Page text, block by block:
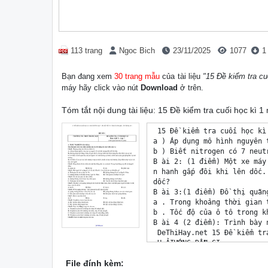
113 trang Ngoc Bich 23/11/2025 1077 1
Bạn đang xem30 trang mẫu của tài liệu "15 Đề kiểm tra
máy hãy click vào nút Download ở trên.
Tóm tắt nội dung tài liệu: 15 Đề kiểm tra cuối học kì
15 Đề kiểm tra cuối học kì 1 môn KHTN Lớp 7 - Bộ Kết Nối Tri Thức (Có lời giải) - DeThiHay.net
a ) Áp dụng mô hình nguyên tử của Bo, mô tả cấu tạo của nguyên tử nitrogen.
b ) Biết nitrogen có 7 neutron trong hạt nhân. Tính khối lượng nguyên tử nitrogen.
B ài 2: (1 điểm) Một xe máy lên dốc với tốc độ 16 km/h, khi xuống lại dốc đó, xe máy này chuyển động
n hanh gấp đôi khi lên dốc. Tính tốc độ trung bình của xe máy trong cả hai đoạn đường lên dốc và xuống
dốc?
B ài 3:(1 điểm) Đồ thị quãng đường – thời gian của một xe ô tô được biểu diễn như sau:
a . Trong khoảng thời gian từ 0,1 h đến 0,5 h xe ô tô trên đi được bao xa?
b . Tốc độ của ô tô trong khoảng từ 0,2 h đến 0,6 h là
B ài 4 (2 điểm): Trình bày những đặc điểm của lá cây thích nghi với chức năng quang hợp.
 DeThiHay.net 15 Đề kiểm tra cuối học kì 1 môn KHTN Lớp 7 - Bộ Kết Nối Tri Thức (Có lời giải) - DeThiHay.net
 H ẢIƯỚNG DẪN GI
P hần I: Trắc nghiệm
Câu 1:
Đáp án đúng là: C
C ác thao tác: “Chuẩn bị các mẫu vật, dụng cụ thí nghiệm; Lập phương án thí nghiệm” nằm ở bước lập kế
h oạch kiểm tra dự đoán.
Câu 2:
Đáp án đúng là: D
B ình chia độ được sử dụng để đo thể tích.
Câu 3:
Đáp án đúng là: C
Qởỏ. uan sát mô hình nguyên tử carbon thấy carbon có 6 electron lớp v
⇒M à trong nguyên tử, số proton = số electron Carbon có 6 proton trong hạt nhân. Vậy carbon có số đơn
v ị điện tích hạt nhân = số proton = 6.
Câu 4:
Đáp án đúng là: D
T ốc độ đi bộ trung bình của Hoàng là v = s/t =4 km/h.
T ốc độ đi xe đạp trung bình của Hoàng là v = s/t = 14,4 km/h = 4 m/s
Câu 5:
Đáp án đúng là: C
K hi đo tốc độ của một vật sử dụng đồng hồ đo thời gian hiện số dùng cổng quang điện thì ta phải chỉnh
đ ồng hồ về chế độ Mode A↔B
Câu 6:
Đáp án đúng là: D
A , B, C đều xác định được trên đồ thị quãng đường – thời gian.
Câu 7:
Đáp án đúng là: A
Đ ể đảm bảo an toàn cho các phương tiện tham gia giao thông thì tốc độ lưu thông càng cao thì khoảng
c ách an toàn tối thiểu giữa hai xe càng lớn.
Câu 8:
Đáp án đúng là: A
Đổi 80 km/h = 683,6=1709683,6=1709 m/s
Khoảng cách an toàn của xe theo quy tắc “3 giây’’ là
 s = v.t = 170.9.3 = 56,67m
Câu 9:
Đáp án đúng là: C
C . Sai. Trao đổi chất là quá trình sinh vật lấy các chất từ môi trường, biến chúng thành các chất cần thiết
c ho cơ thể và tạo năng lượng cung cấp cho các hoạt động sống, đồng thời trả lại cho môi trường các chất
tảh i.
Câu 10:
 DeThiHay.net 15 Đề kiểm tra cuối học kì 1 môn KHTN Lớp 7 - Bộ Kết Nối Tri Thức (Có lời giải) - DeThiHay.net
Đáp án đúng là: A
Pợhương trình tổng quát của quá trình quang h p:
→ Sản phẩm của quá trình quang hợp là glucose và oxygen.
Câu 11:
Đáp án đúng là: D
M ở ột số yếu tố chủ yếu ảnh hưởng tới quá trình quang hợp thực vật là: nước, ánh sáng, khí carbon dioxide
v à nhiệt độ.
Câu
File đính kèm: